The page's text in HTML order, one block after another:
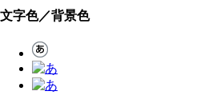
文字色／背景色